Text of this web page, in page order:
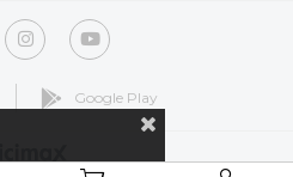
Google Play